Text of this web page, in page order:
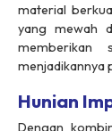
material
yang mewah
memberikan
menjadikannya
Hunian
Dengan